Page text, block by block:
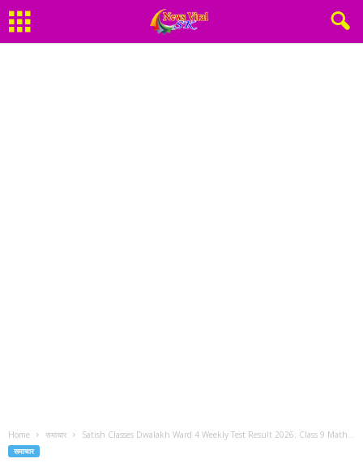
Home समाचार Satish Classes Dwalakh Ward 4 Weekly Test Result 2026: Class 9 Math...
समाचार